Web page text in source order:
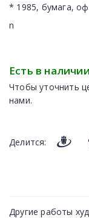
* 1985, бумага,
n
Есть в наличии
Чтобы уточнить
нами.
Делится:
Другие работы